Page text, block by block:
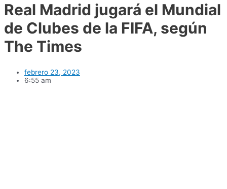
Real Madrid jugará el Mundial
de Clubes de la FIFA, según
The Times
febrero 23, 2023
6:55 am